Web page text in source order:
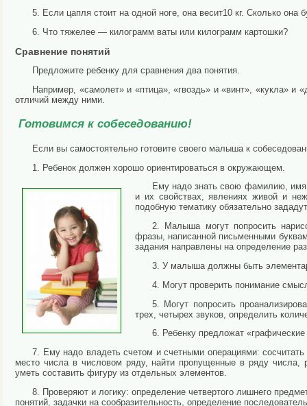
5. Если цапля стоит на одной ноге, она весит10 кг. Сколько она
6. Что тяжелее — килограмм ваты или килограмм картошки?
Сравнение понятий
Предложите ребенку для сравнения два понятия.
Например, «самолет» и «птица», «гвоздь» и «винт», «кукла» и
отличий между ними.
Готовимся к собеседованию!
Если вы самостоятельно готовите своего малыша к
1. Ребенок должен хорошо ориентироваться в окружающем.
Ему надо знать свою фамилию,
и их свойствах, явлениях живой и
подобную тематику обязательно
2. Малыша могут попросить
фразы, написанной письменными
задания направлены на определение
3. У малыша должны быть
4. Могут проверить понимание
5. Могут попросить
трех, четырех звуков, определить
6. Ребенку предложат
7. Ему надо владеть счетом и счетными операциями:
место числа в числовом ряду, найти пропущенные в ряду числа,
уметь составить фигуру из отдельных элементов.
8. Проверяют и логику: определение четвертого лишнего
понятий, задачки на сообразительность, определение